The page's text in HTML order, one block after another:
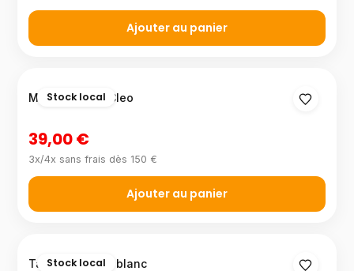
Ajouter au panier
Stock local
Mitigeur évier Cleo
39,00 €
3x/4x sans frais dès 150 €
Ajouter au panier
Stock local
Tabouret métal blanc